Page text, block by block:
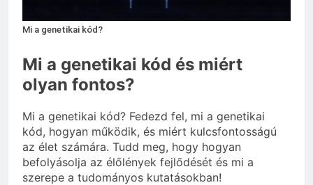
Mire jó a kollagén?
3 Nap Ezelőtt
Mi a genetikai kód?
Mi a genetikai kód és miért
olyan fontos?
Mi a genetikai kód? Fedezd fel, mi a genetikai
kód, hogyan működik, és miért kulcsfontosságú
az élet számára. Tudd meg, hogy hogyan
befolyásolja az élőlények fejlődését és mi a
szerepe a tudományos kutatásokban!